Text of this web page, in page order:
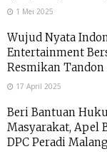
1 Mei 2025
Wujud Nyata
Entertainment
Resmikan
17 April 2025
Beri Bantuan
Masyarakat, Apel
DPC Peradi Malang